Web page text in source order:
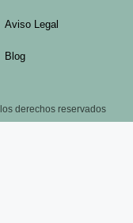
Aviso Legal
Blog
derechos reservados